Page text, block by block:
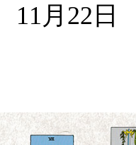
11月22